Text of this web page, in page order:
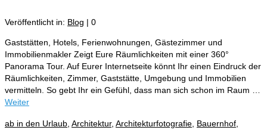
Veröffentlicht in: Blog | 0
Gaststätten, Hotels, Ferienwohnungen, Gästezimmer und
Immobilienmakler Zeigt Eure Räumlichkeiten mit einer 360°
Panorama Tour. Auf Eurer Internetseite könnt Ihr einen Eindruck der
Räumlichkeiten, Zimmer, Gaststätte, Umgebung und Immobilien
vermitteln. So gebt Ihr ein Gefühl, dass man sich schon im Raum …
Weiter
ab in den Urlaub Architektur, Architekturfotografie Bauernhof